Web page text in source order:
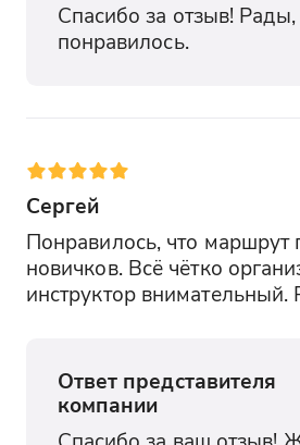
Спасибо за отзыв! Рады,
понравилось.
Сергей
Понравилось, что маршрут
новичков. Всё чётко
инструктор
Ответ представителя
компании